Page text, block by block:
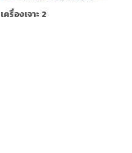
เครื่องเจาะ 2